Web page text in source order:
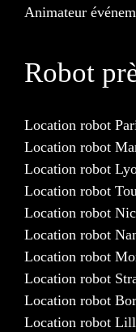
Animateur
Robot
Location robot
Location robot
Location robot
Location robot
Location robot
Location robot
Location robot
Location robot
Location robot
Location robot